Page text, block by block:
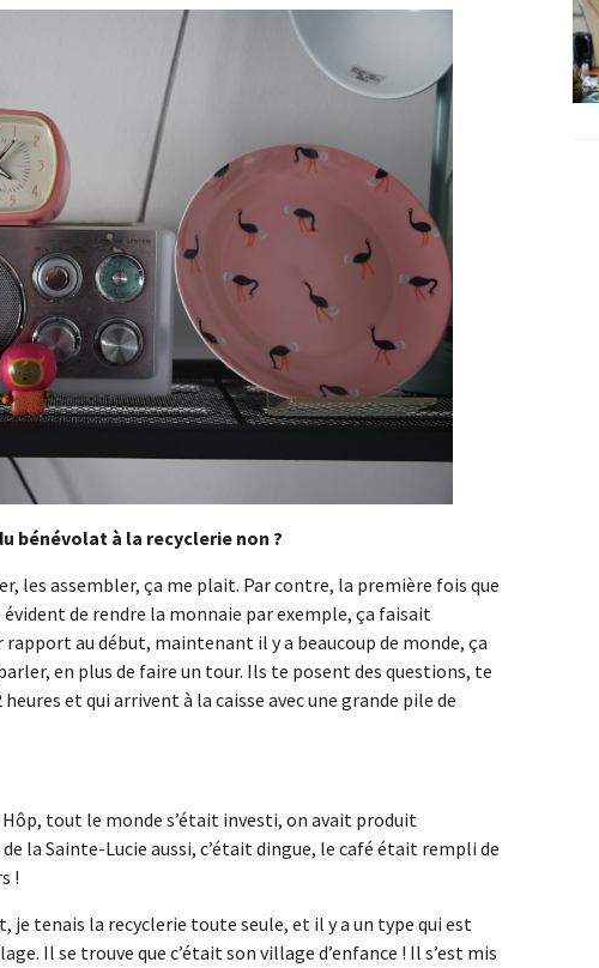
bénévolat à la recyclerie non ?
les assembler, ça me plait. Par contre, la première fois que
évident de rendre la monnaie par exemple, ça faisait
rapport au début, maintenant il y a beaucoup de monde, ça
en plus de faire un tour. Ils te posent des questions, te
et qui arrivent à la caisse avec une grande pile de
Hôp, tout le monde s’était investi, on avait produit
la Sainte-Lucie aussi, c’était dingue, le café était rempli de
!
je tenais la recyclerie toute seule, et il y a un type qui est
Il se trouve que c’était son village d’enfance ! Il s’est mis